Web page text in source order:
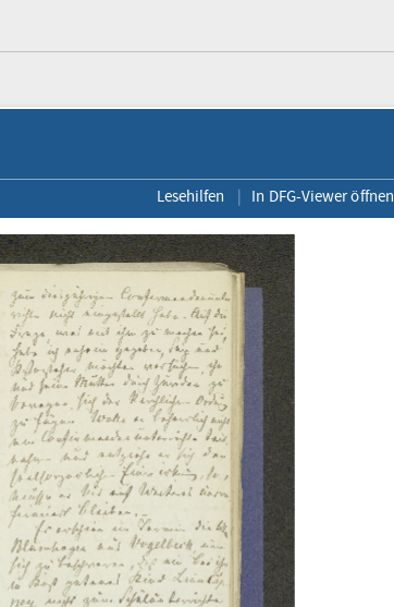
Lesehilfen In DFG-Viewer öffnen